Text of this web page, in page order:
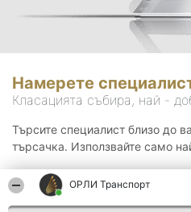
ОРЛИ Транспорт
Намерете
Класацията събира, най -
Търсите специалист близо до
търсачка. Използвайте само